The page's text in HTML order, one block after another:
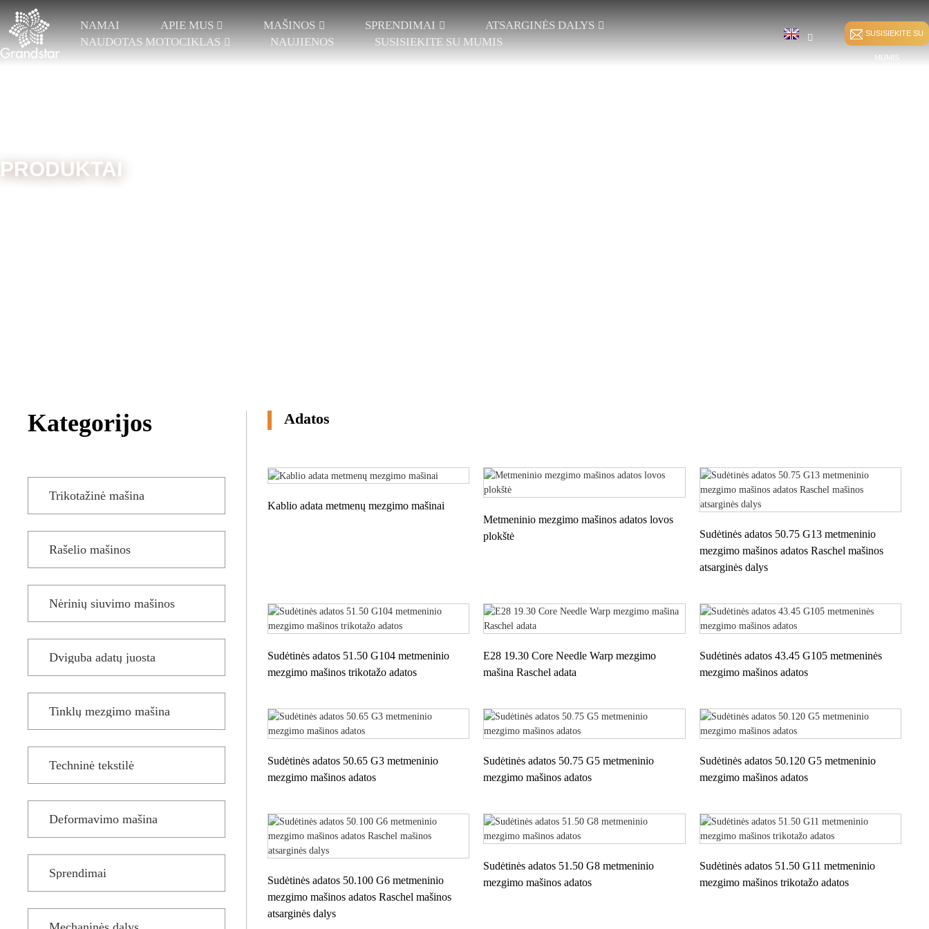
NAMAI APIE MUS MAŠINOS
AUDINYS
SPRENDIMAI
ATSARGINĖS DALYS
NAUDOTAS MOTOCIKLAS
NAUJIENOS SUSISIEKITE SU MUMIS
SUSISIEKITE SU
MUMIS
PRODUKTAI
Kategorijos
Trikotažinė mašina
Rašelio mašinos
Nėrinių siuvimo mašinos
Dviguba adatų juosta
Tinklų mezgimo mašina
Techninė tekstilė
Deformavimo mašina
Sprendimai
Adatos
Kablio adata metmenų mezgimo mašinai
Metmeninio mezgimo mašinos adatos lovos
plokštė
Sudėtinės adatos 50.75 G13 metmeninio
mezgimo mašinos adatos Raschel mašinos
atsarginės dalys
Sudėtinės adatos 51.50 G104 metmeninio
mezgimo mašinos trikotažo adatos
E28 19.30 Core Needle Warp mezgimo
mašina Raschel adata
Sudėtinės adatos 43.45 G105 metmeninės
mezgimo mašinos adatos
Sudėtinės adatos 50.65 G3 metmeninio
mezgimo mašinos adatos
Sudėtinės adatos 50.75 G5 metmeninio
mezgimo mašinos adatos
Sudėtinės adatos 50.120 G5 metmeninio
mezgimo mašinos adatos
Sudėtinės adatos 50.100 G6 metmeninio
mezgimo mašinos adatos Raschel mašinos
atsarginės dalys
Sudėtinės adatos 51.50 G8 metmeninio
mezgimo mašinos adatos
Sudėtinės adatos 51.50 G11 metmeninio
mezgimo mašinos trikotažo adatos